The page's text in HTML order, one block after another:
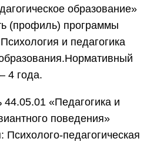
образование»
(профиль) программы
и педагогика
4 года.
44.05.01 «Педагогика и
поведения»
Психолого-педагогическая